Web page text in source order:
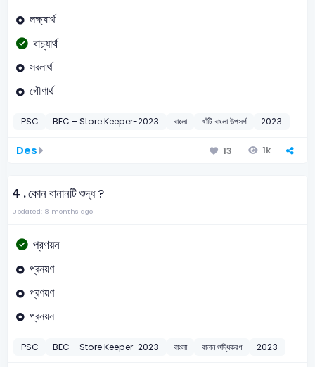
লক্ষ্যার্থ
বাচ্যার্থ
সরলার্থ
গৌণার্থ
PSC BEC – Store Keeper-2023 বাংলা খাঁটি বাংলা উপসর্গ 2023
Des 13 1k
4 .কোন বানানটি শুদ্ধ ?
Updated: 8 months ago
প্রণয়ন
প্রনয়ণ
প্রণয়ণ
প্রনয়ন
PSC BEC – Store Keeper-2023 বাংলা বানান শুদ্ধিকরণ 2023